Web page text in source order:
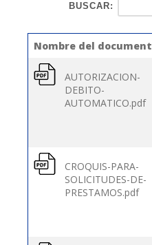
BUSCAR:
Nombre del
AUTORIZACION-
DEBITO-
AUTOMATICO.pdf
CROQUIS-PARA-
SOLICITUDES-DE-
PRESTAMOS.pdf